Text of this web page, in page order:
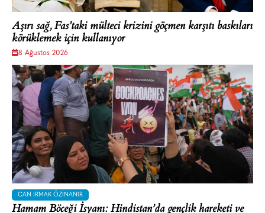
Aşırı sağ, Fas’taki mülteci krizini göçmen karşıtı baskıları
körüklemek için kullanıyor
8 Ağustos 2026
CAN IRMAK ÖZINANIR
Hamam Böceği İsyanı: Hindistan’da gençlik hareketi ve